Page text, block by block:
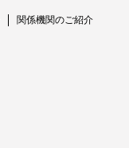
関係機関のご紹介